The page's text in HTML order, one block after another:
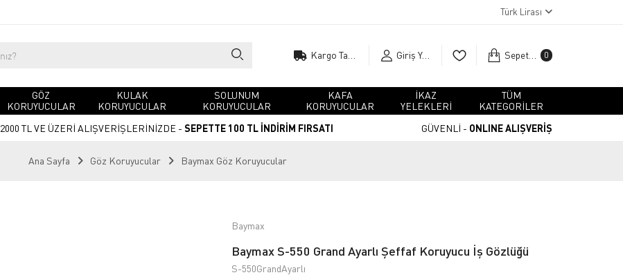
Türk Lirası
Giriş Yap Sepetim 0
GÖZ
KORUYUCULAR
KULAK
KORUYUCULAR
SOLUNUM
KORUYUCULAR
KAFA
KORUYUCULAR
İKAZ
YELEKLERİ
TÜM
KATEGORİLER
2000 TL VE ÜZERİ ALIŞVERİŞLERİNİZDE - SEPETTE 100 TL İNDİRİM FIRSATI GÜVENLİ - ONLINE ALIŞVERİŞ
Ana Sayfa Göz Koruyucular Baymax Göz Koruyucular
Baymax
Baymax S-550 Grand Ayarlı Şeffaf Koruyucu İş Gözlüğü
S-550GrandAyarlı